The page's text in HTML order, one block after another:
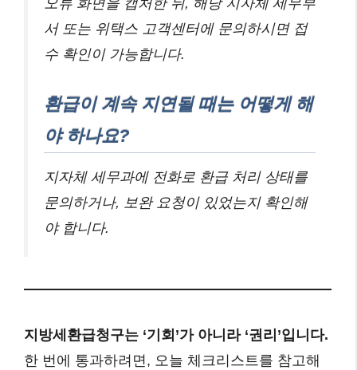
오류 화면을 캡처한 뒤, 해당 지자체 세무부
서 또는 위택스 고객센터에 문의하시면 접
수 확인이 가능합니다.
환급이 계속 지연될 때는 어떻게 해
야 하나요?
지자체 세무과에 전화로 환급 처리 상태를
문의하거나, 보완 요청이 있었는지 확인해
야 합니다.
지방세환급청구는 ‘기회’가 아니라 ‘권리’입니다.
한 번에 통과하려면, 오늘 체크리스트를 참고해